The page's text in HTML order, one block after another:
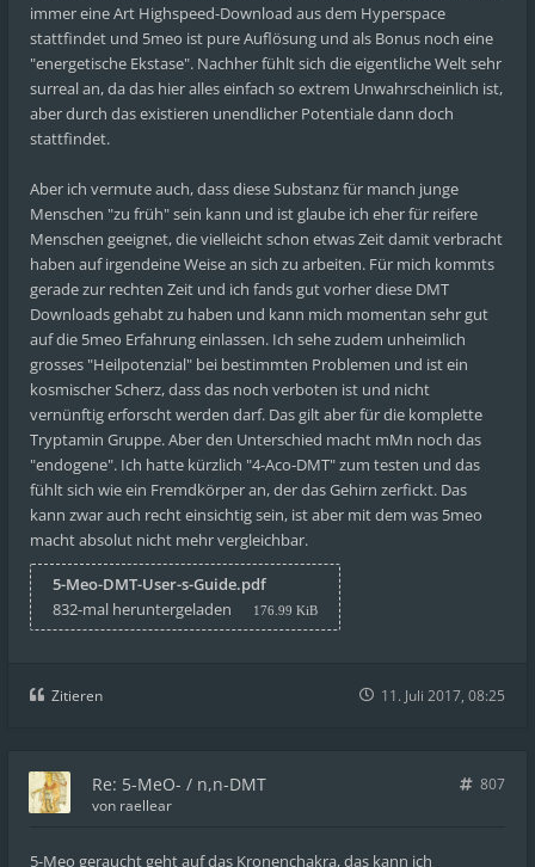
immer eine Art Highspeed-Download aus dem Hyperspace
stattfindet und 5meo ist pure Auflösung und als Bonus noch eine
"energetische Ekstase". Nachher fühlt sich die eigentliche Welt sehr
surreal an, da das hier alles einfach so extrem Unwahrscheinlich ist,
aber durch das existieren unendlicher Potentiale dann doch
stattfindet.
Aber ich vermute auch, dass diese Substanz für manch junge
Menschen "zu früh" sein kann und ist glaube ich eher für reifere
Menschen geeignet, die vielleicht schon etwas Zeit damit verbracht
haben auf irgendeine Weise an sich zu arbeiten. Für mich kommts
gerade zur rechten Zeit und ich fands gut vorher diese DMT
Downloads gehabt zu haben und kann mich momentan sehr gut
auf die 5meo Erfahrung einlassen. Ich sehe zudem unheimlich
grosses "Heilpotenzial" bei bestimmten Problemen und ist ein
kosmischer Scherz, dass das noch verboten ist und nicht
vernünftig erforscht werden darf. Das gilt aber für die komplette
Tryptamin Gruppe. Aber den Unterschied macht mMn noch das
"endogene". Ich hatte kürzlich "4-Aco-DMT" zum testen und das
fühlt sich wie ein Fremdkörper an, der das Gehirn zerfickt. Das
kann zwar auch recht einsichtig sein, ist aber mit dem was 5meo
macht absolut nicht mehr vergleichbar.
5-Meo-DMT-User-s-Guide.pdf
832-mal heruntergeladen
176.99 KiB
Zitieren 11. Juli 2017, 08:25
Re: 5-MeO- / n,n-DMT
807
von raellear
5-Meo geraucht geht auf das Kronenchakra, das kann ich